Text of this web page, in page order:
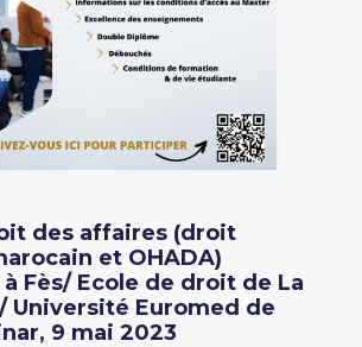
des affaires (droit
et OHADA)
Fès/ Ecole de droit de La
Université Euromed de
9 mai 2023